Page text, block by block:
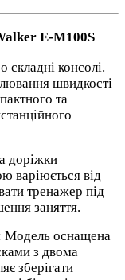
E-M100S
складні консолі.
швидкості
та
доріжки
варіюється від
тренажер під
заняття.
Модель оснащена
з двома
зберігати